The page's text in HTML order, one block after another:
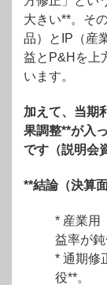
大きい**。そ
品）とIP（産
益とP&Hを上
います。
加えて、当期
果調整**が入
です（説明会
**結論（決算
* 産業用
益率が
* 通期修
役**。